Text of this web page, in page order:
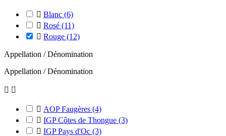
 Blanc (6)
 Rosé (11)
 Rouge (12)
Appellation / Dénomination
Appellation / Dénomination
 
 AOP Faugères (4)
 IGP Côtes de Thongue (3)
 IGP Pays d'Oc (3)